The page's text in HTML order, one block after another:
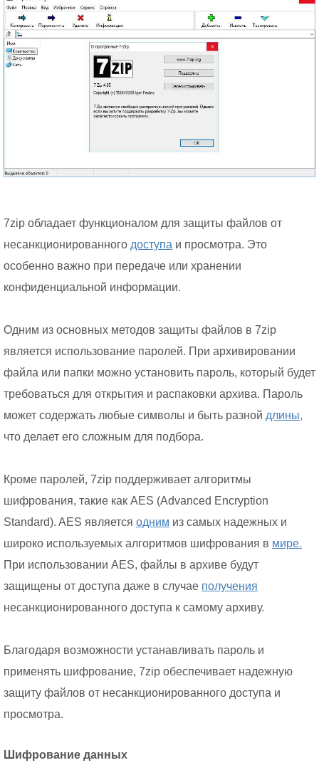
7zip обладает функционалом для защиты файлов от
несанкционированного доступа и просмотра. Это
особенно важно при передаче или хранении
конфиденциальной информации.
Одним из основных методов защиты файлов в 7zip
является использование паролей. При архивировании
файла или папки можно установить пароль, который будет
требоваться для открытия и распаковки архива. Пароль
может содержать любые символы и быть разной длины,
что делает его сложным для подбора.
Кроме паролей, 7zip поддерживает алгоритмы
шифрования, такие как AES (Advanced Encryption
Standard). AES является одним из самых надежных и
широко используемых алгоритмов шифрования в мире.
При использовании AES, файлы в архиве будут
защищены от доступа даже в случае получения
несанкционированного доступа к самому архиву.
Благодаря возможности устанавливать пароль и
применять шифрование, 7zip обеспечивает надежную
защиту файлов от несанкционированного доступа и
просмотра.
Шифрование данных